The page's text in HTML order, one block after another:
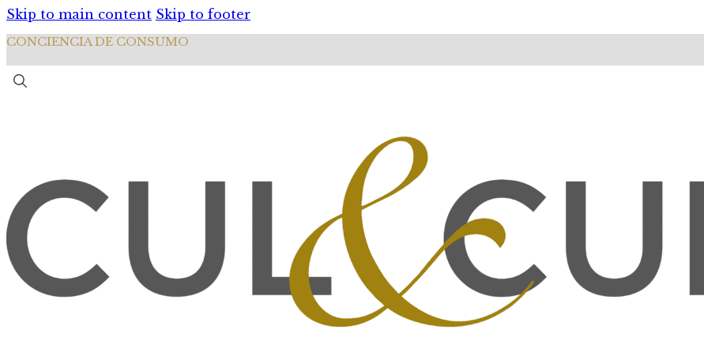
Skip to main content Skip to footer
CONCIENCIA DE CONSUMO